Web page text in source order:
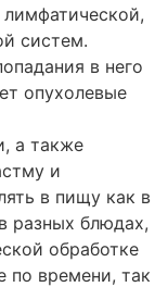
систем.
в него
опухолевые
а также
и
в пищу как в
разных блюдах,
обработке
по времени, так